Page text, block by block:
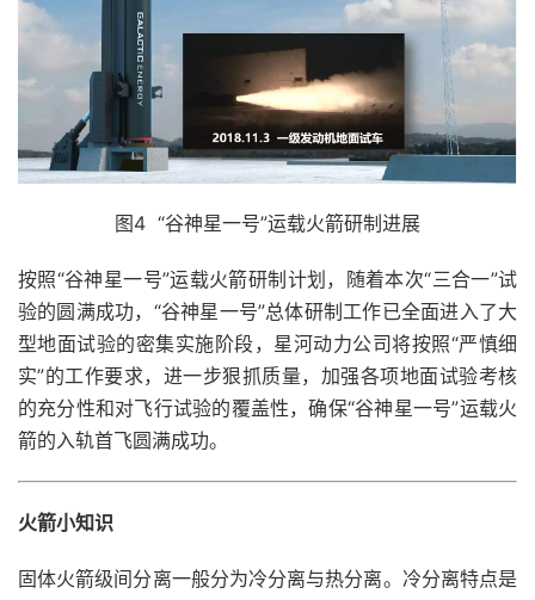
图4 “谷神星一号”运载火箭研制进展
按照“谷神星一号”运载火箭研制计划，随着本次“三合一”试
验的圆满成功，“谷神星一号”总体研制工作已全面进入了大
型地面试验的密集实施阶段，星河动力公司将按照“严慎细
实”的工作要求，进一步狠抓质量，加强各项地面试验考核
的充分性和对飞行试验的覆盖性，确保“谷神星一号”运载火
箭的入轨首飞圆满成功。
火箭小知识
固体火箭级间分离一般分为冷分离与热分离。冷分离特点是